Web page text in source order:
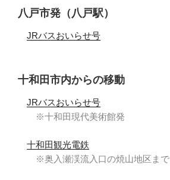
八戸市発（八戸駅）
JRバスおいらせ号
十和田市内からの移動
JRバスおいらせ号
※十和田現代美術館発
十和田観光電鉄
※奥入瀬渓流入口の焼山地区まで